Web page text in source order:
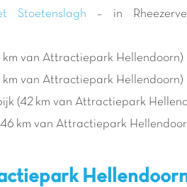
Stoetenslagh– in
km van Attractiepark Hellendoorn)
km van Attractiepark Hellendoorn)
(42 km van Attractiepark
km van Attractiepark